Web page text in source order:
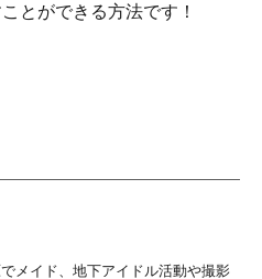
とができる方法です！
メイド、地下アイドル活動や撮影